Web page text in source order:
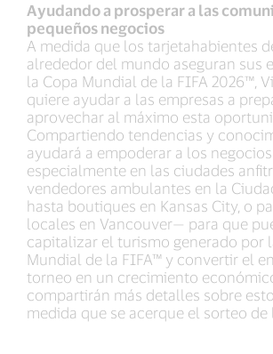
Ayudando a prosperar a las
pequeños negocios
A medida que los tarjetahabientes
alrededor del mundo aseguran sus
la Copa Mundial de la FIFA 2026™,
quiere ayudar a las empresas a
aprovechar al máximo esta
Compartiendo tendencias y
ayudará a empoderar a los
especialmente en las ciudades
vendedores ambulantes en la
hasta boutiques en Kansas City, o
locales en Vancouver— para que
capitalizar el turismo generado por
Mundial de la FIFA™ y convertir el
torneo en un crecimiento
compartirán más detalles sobre
medida que se acerque el sorteo de